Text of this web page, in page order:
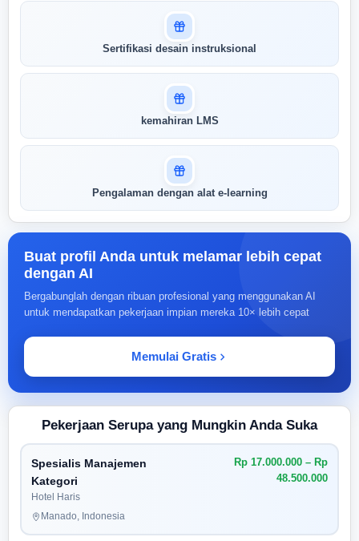
Masuk untuk melihat skor
pertandingan AI Anda
menunjukkan seberapa cocok keahlian
Anda dengan peran ini
Sertifikasi desain instruksional
kemahiran LMS
Pengalaman dengan alat e-learning
Buat profil Anda untuk melamar lebih cepat
dengan AI
Bergabunglah dengan ribuan profesional yang menggunakan AI
untuk mendapatkan pekerjaan impian mereka 10× lebih cepat
Memulai Gratis
Pekerjaan Serupa yang Mungkin Anda Suka
Spesialis Manajemen
Kategori
Hotel Haris
Rp 17.000.000 – Rp
48.500.000
Manado, Indonesia